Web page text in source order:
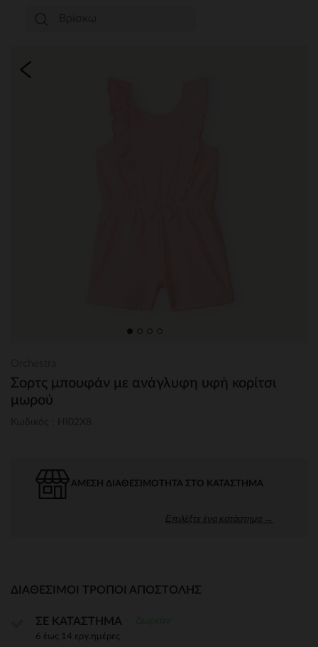
Σορτς μπουφάν με ανάγλυφη υφή κορίτσι
μωρού
ΆΜΕΣΗ ΔΙΑΘΕΣΙΜΌΤΗΤΑ ΣΤΟ ΚΑΤΆΣΤΗΜΑ
Επιλέξτε ένα κατάστημα →
ΔΙΑΘΈΣΙΜΟΙ ΤΡΌΠΟΙ ΑΠΟΣΤΟΛΉΣ
ΣΕ ΚΑΤΑΣΤΗΜΑ
6 έως 14 εργ.ημέρες